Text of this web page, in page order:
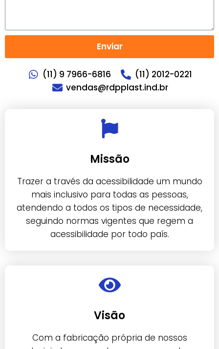
Enviar
(11) 9 7966-6816
(11) 2012-0221
vendas@rdpplast.ind.br
Missão
Trazer a través da acessibilidade um mundo
mais inclusivo para todas as pessoas,
atendendo a todos os tipos de necessidade,
seguindo normas vigentes que regem a
acessibilidade por todo país.
Visão
Com a fabricação própria de nossos